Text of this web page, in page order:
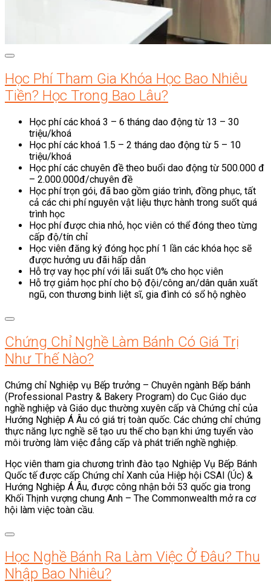
Học Phí Tham Gia Khóa Học Bao Nhiêu
Tiền? Học Trong Bao Lâu?
Học phí các khoá 3 – 6 tháng dao động từ 13 – 30
triệu/khoá
Học phí các khoá 1.5 – 2 tháng dao động từ 5 – 10
triệu/khoá
Học phí các chuyên đề theo buổi dao động từ 500.000 đ
– 2.000.000đ/chuyên đề
Học phí trọn gói, đã bao gồm giáo trình, đồng phục, tất
cả các chi phí nguyên vật liệu thực hành trong suốt quá
trình học
Học phí được chia nhỏ, học viên có thể đóng theo từng
cấp độ/tín chỉ
Học viên đăng ký đóng học phí 1 lần các khóa học sẽ
được hưởng ưu đãi hấp dẫn
Hỗ trợ vay học phí với lãi suất 0% cho học viên
Hỗ trợ giảm học phí cho bộ đội/công an/dân quân xuất
ngũ, con thương binh liệt sĩ, gia đình có sổ hộ nghèo
Chứng Chỉ Nghề Làm Bánh Có Giá Trị
Như Thế Nào?
Chứng chỉ Nghiệp vụ Bếp trưởng – Chuyên ngành Bếp bánh
(Professional Pastry & Bakery Program) do Cục Giáo dục
nghề nghiệp và Giáo dục thường xuyên cấp và Chứng chỉ của
Hướng Nghiệp Á Âu có giá trị toàn quốc. Các chứng chỉ chứng
thực năng lực nghề sẽ tạo ưu thế cho bạn khi ứng tuyển vào
môi trường làm việc đẳng cấp và phát triển nghề nghiệp.
Học viên tham gia chương trình đào tạo Nghiệp Vụ Bếp Bánh
Quốc tế được cấp Chứng chỉ Xanh của Hiệp hội CSAI (Úc) &
Hướng Nghiệp Á Âu, được công nhận bởi 53 quốc gia trong
Khối Thịnh vượng chung Anh – The Commonwealth mở ra cơ
hội làm việc toàn cầu.
Học Nghề Bánh Ra Làm Việc Ở Đâu? Thu
Nhập Bao Nhiêu?